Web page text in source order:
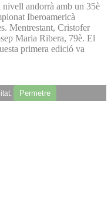
andorrà amb un 35è
Iberoamericà
Mentrestant, Cristofer
Maria Ribera, 79è. El
primera edició va
Permetre